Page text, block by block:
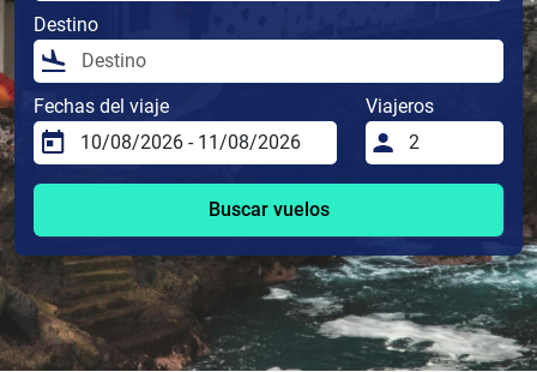
Destino
Fechas del viaje Viajeros
Buscar vuelos